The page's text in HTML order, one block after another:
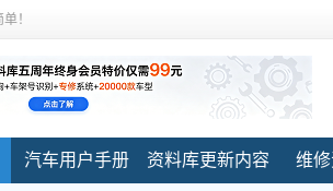
！
汽车用户手册 资料库更新内容 维